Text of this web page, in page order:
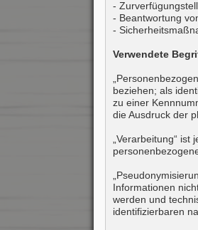
-
- Beantwortung
-
Verwendete
beziehen; als
zu einer
die Ausdruck der
„Verarbeitung“ ist
Informationen
werden und
identifizierbaren